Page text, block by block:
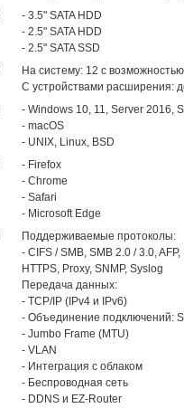
- 3.5" SATA HDD
- 2.5" SATA HDD
- 2.5" SATA SSD
На систему: 12 с
С устройствами расширения:
- Windows 10, 11, Server 2016,
- macOS
- UNIX, Linux, BSD
- Firefox
- Chrome
- Safari
- Microsoft Edge
Поддерживаемые протоколы:
- CIFS / SMB, SMB 2.0 / 3.0,
HTTPS, Proxy, SNMP, Syslog
Передача данных:
- TCP/IP (IPv4 и IPv6)
- Объединение подключений:
- Jumbo Frame (MTU)
- VLAN
- Интеграция с облаком
- Беспроводная сеть
- DDNS и EZ-Router